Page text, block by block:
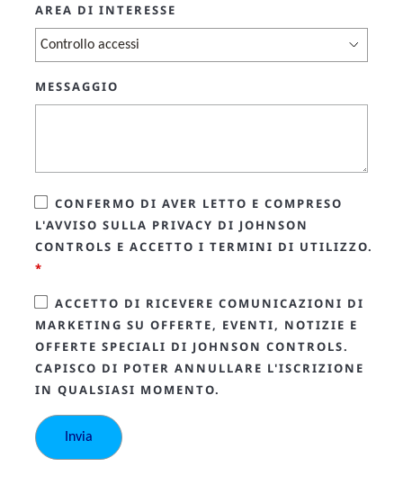
AREA DI INTERESSE
MESSAGGIO
CONFERMO DI AVER LETTO E COMPRESO
L'AVVISO SULLA PRIVACY DI JOHNSON
CONTROLS E ACCETTO I TERMINI DI UTILIZZO.
*
ACCETTO DI RICEVERE COMUNICAZIONI DI
MARKETING SU OFFERTE, EVENTI, NOTIZIE E
OFFERTE SPECIALI DI JOHNSON CONTROLS.
CAPISCO DI POTER ANNULLARE L'ISCRIZIONE
IN QUALSIASI MOMENTO.